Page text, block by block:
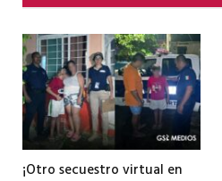
¡Otro secuestro virtual en